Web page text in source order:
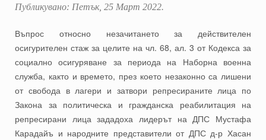
Публикувано: Петък, 25 Март 2022.
Въпрос относно незачитането за действителен
осигурителен стаж за целите на чл. 68, ал. 3 от Кодекса за
социално осигуряване за периода на Наборна военна
служба, както и времето, през което незаконно са лишени
от свобода в лагери и затвори репресираните лица по
Закона за политическа и гражданска реабилитация на
репресирани лица зададоха лидерът на ДПС Мустафа
Карадайъ и народните представители от ДПС д-р Хасан